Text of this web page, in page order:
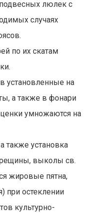
люлек с
случаях
по их скатам
установленные на
а также в фонари
умножаются на
также установка
выколы св.
жировые пятна,
при остеклении
культурно-